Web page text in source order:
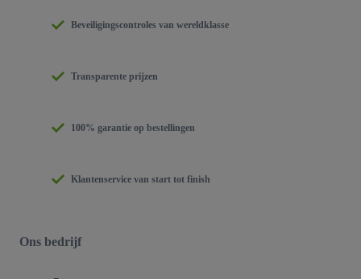
Beveiligingscontroles van wereldklasse
Transparente prijzen
100% garantie op bestellingen
Klantenservice van start tot finish
Ons bedrijf